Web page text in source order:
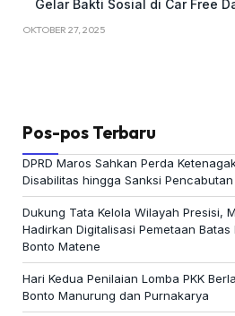
Gelar Bakti Sosial di Car Free
OKTOBER 27, 2025
Pos-pos Terbaru
DPRD Maros Sahkan Perda
Disabilitas hingga Sanksi
Dukung Tata Kelola Wilayah Presisi,
Hadirkan Digitalisasi Pemetaan Batas
Bonto Matene
Hari Kedua Penilaian Lomba PKK
Bonto Manurung dan Purnakarya